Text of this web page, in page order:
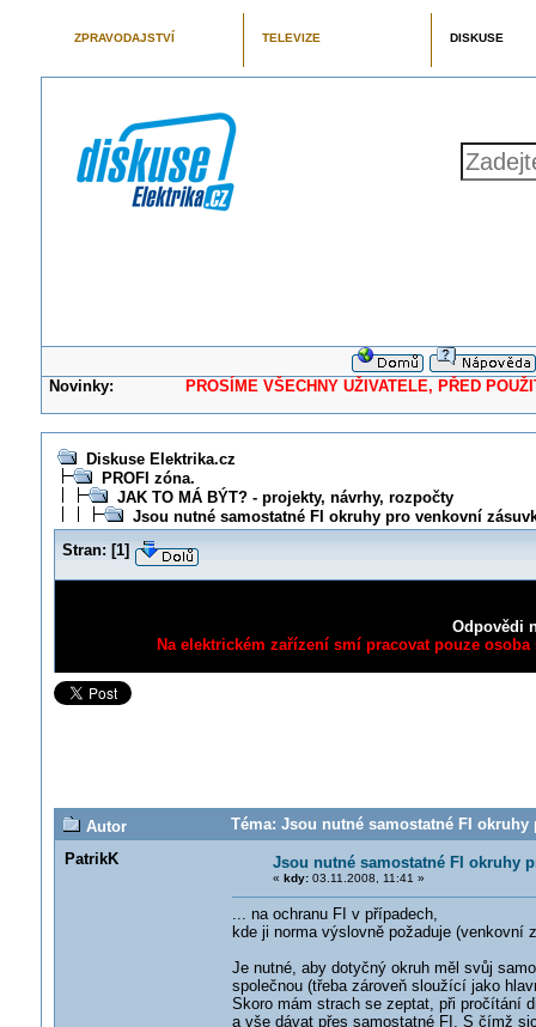
ZPRAVODAJSTVÍ TELEVIZE DISKUSE
Novinky: PROSÍME VŠECHNY UŽIVATELE, PŘED
Diskuse Elektrika.cz
PROFI zóna.
JAK TO MÁ BÝT? - projekty, návrhy, rozpočty
Jsou nutné samostatné FI okruhy pro venkovní
Stran: [1]
Odpovědi
Na elektrickém zařízení smí pracovat pouze
Autor
Téma: Jsou nutné samostatné FI
PatrikK
Jsou nutné samostatné FI okruhy
« kdy:03.11.2008, 11:41 »
... na ochranu FI v případech,
kde ji norma výslovně požaduje (venkovní
Je nutné, aby dotyčný okruh měl svůj
společnou (třeba zároveň sloužící jako
Skoro mám strach se zeptat, při pročítání
a vše dávat přes samostatné FI. S čímž